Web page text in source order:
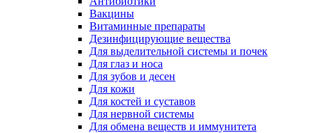
Вакцины
Витаминные препараты
Дезинфицирующие вещества
Для выделительной системы и почек
Для глаз и носа
Для зубов и десен
Для кожи
Для костей и суставов
Для нервной системы
Для обмена веществ и иммунитета